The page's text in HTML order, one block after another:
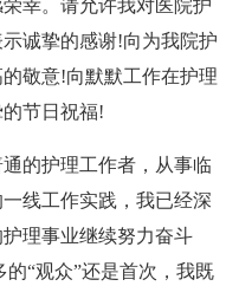
幸。请允许我对医院护
诚挚的感谢!向为我院护
敬意!向默默工作在护理
节日祝福!
的护理工作者，从事临
线工作实践，我已经深
理事业继续努力奋斗
“观众”还是首次，我既